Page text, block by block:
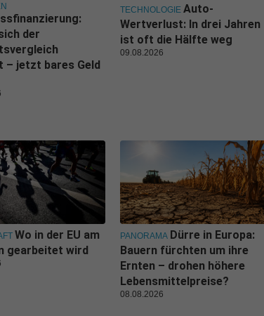
der
– jetzt bares Geld
TECHNOLOGIE Auto-
Wertverlust: In drei Jahren
ist oft die Hälfte weg
09.08.2026
Wo in der EU am
gearbeitet wird
PANORAMA Dürre in Europa:
Bauern fürchten um ihre
Ernten – drohen höhere
Lebensmittelpreise?
08.08.2026